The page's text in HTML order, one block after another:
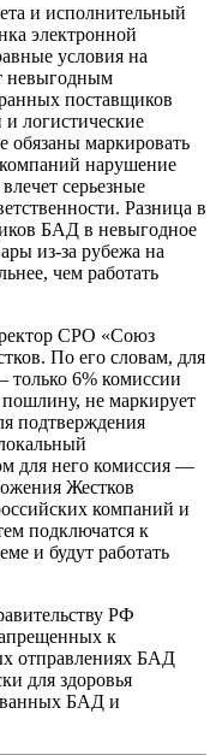
и исполнительный
электронной
условия на
невыгодным
поставщиков
логистические
обязаны маркировать
компаний нарушение
серьезные
Разница в
БАД в невыгодное
из-за рубежа на
чем работать
СРО «Союз
По его словам, для
только 6% комиссии
не маркирует
подтверждения
для него комиссия —
Жестков
компаний и
подключатся к
и будут работать
РФ
к
отправлениях БАД
для здоровья
БАД и